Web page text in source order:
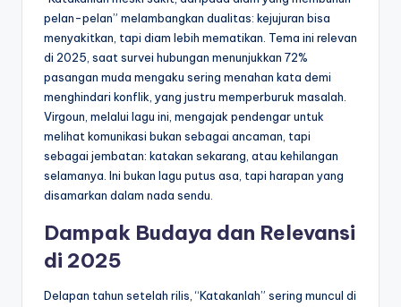
pelan-pelan” melambangkan dualitas: kejujuran bisa
menyakitkan, tapi diam lebih mematikan. Tema ini relevan
di 2025, saat survei hubungan menunjukkan 72%
pasangan muda mengaku sering menahan kata demi
menghindari konflik, yang justru memperburuk masalah.
Virgoun, melalui lagu ini, mengajak pendengar untuk
melihat komunikasi bukan sebagai ancaman, tapi
sebagai jembatan: katakan sekarang, atau kehilangan
selamanya. Ini bukan lagu putus asa, tapi harapan yang
disamarkan dalam nada sendu.
Dampak Budaya dan Relevansi
di 2025
Delapan tahun setelah rilis, “Katakanlah” sering muncul di